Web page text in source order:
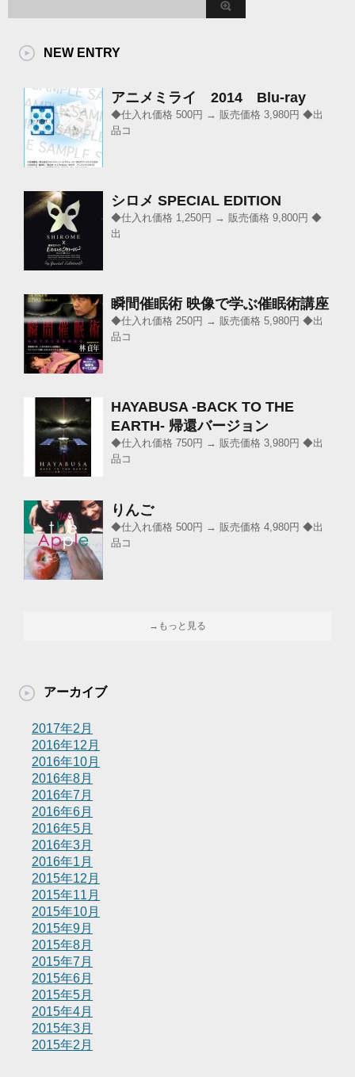
NEW ENTRY
アニメミライ 2014 Blu-ray
◆仕入れ価格 500円 → 販売価格 3,980円 ◆出
品コ
シロメ SPECIAL EDITION
◆仕入れ価格 1,250円 → 販売価格 9,800円 ◆
出
瞬間催眠術 映像で学ぶ催眠術講座
◆仕入れ価格 250円 → 販売価格 5,980円 ◆出
品コ
HAYABUSA -BACK TO THE
EARTH- 帰還バージョン
◆仕入れ価格 750円 → 販売価格 3,980円 ◆出
品コ
りんご
◆仕入れ価格 500円 → 販売価格 4,980円 ◆出
品コ
→もっと見る
アーカイブ
2017年2月
2016年12月
2016年10月
2016年8月
2016年7月
2016年6月
2016年5月
2016年3月
2016年1月
2015年12月
2015年11月
2015年10月
2015年9月
2015年8月
2015年7月
2015年6月
2015年5月
2015年4月
2015年3月
2015年2月